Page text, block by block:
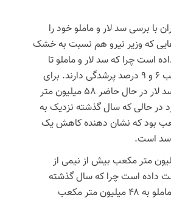
با برسی سد لار وماملوخود را
که وزیر نیرو هم نسبت به خشک
است چرا که سد لار وماملوتا
پنجم مرداد به ترتیب ۶ و ۹ درصد پرشدگی دارند. برای
روشن‌تر شدن آن سد لار در حال حاضر ۵۸ میلیون متر
در حالی که سال گذشته نزدیک به
بود که نشان دهنده کاهش یک
سد است.
میلیون متر مکعب بیش از نیمی از
داده است چرا که سال گذشته
ماملو
به ۴۸ میلیون متر مکعب